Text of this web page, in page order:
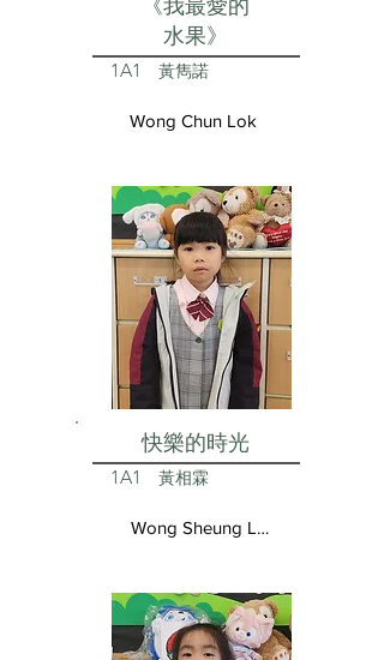
水果》
1A1 黃雋諾
Wong Chun Lok
快樂的時光
1A1 黃相霖
Wong Sheung Lam